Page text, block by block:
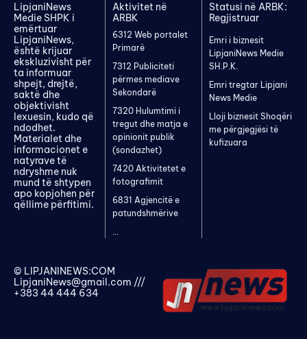
LipjaniNews
Medie SHPK i
emërtuar
LipjaniNews,
është krijuar
ekskluzivisht për
ta informuar
shpejt, drejtë,
saktë dhe
objektivisht
lexuesin, kudo që
ndodhet.
Materialet dhe
informacionet e
natyrave të
ndryshme nuk
mund të shtypen
apo kopjohen për
qëllime përfitimi.
Aktivitet në
ARBK
6312 Web portalet
Primarë
7312 Publiciteti
përmes mediave
Sekondarë
7320 Hulumtimi i
tregut dhe matja e
opinionit publik
(sondazhet)
7420 Aktivitetet e
fotografimit
6831 Agjencitë e
patundshmërive
...
Statusi në ARBK:
Regjistruar
Emri i biznesit
LipjaniNews Medie
SH.P.K.
Emri tregtar Lipjani
News Medie
Lloji biznesit Shoqëri
me përgjegjësi të
kufizuara
© LIPJANINEWS:COM
LipjaniNews@gmail.com ///
+383 44 444 634